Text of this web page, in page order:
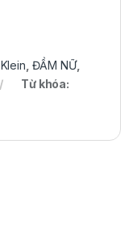
ĐẦM NỮ,
Từ khóa: